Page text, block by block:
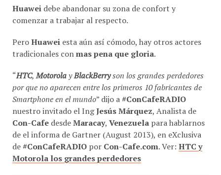
Huawei debe abandonar su zona de confort y
comenzar a trabajar al respecto.
PeroHuawei esta aún así cómodo, hay otros actores
tradicionales con mas pena que gloria.
“HTC, MotorolayBlackBerryson los grandes perdedores
por que no aparecen entre los primeros 10 fabricantes de
Smartphone en el mundo” dijo a #ConCafeRADIO
nuestro invitado el IngJesús Márquez, Analista de
Con-Cafe desdeMaracay, Venezuela para hablarnos
de el informa de Gartner (August 2013), en eXclusiva
de#ConCafeRADIO por Con-Cafe.com. Ver: HTC y
Motorola los grandes perdedores